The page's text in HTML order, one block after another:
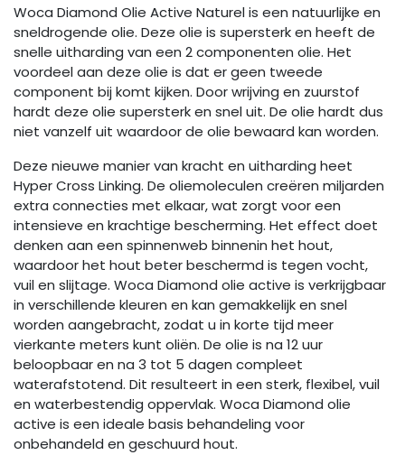
Woca Diamond Olie Active Naturel is een natuurlijke en
sneldrogende olie. Deze olie is supersterk en heeft de
snelle uitharding van een 2 componenten olie. Het
voordeel aan deze olie is dat er geen tweede
component bij komt kijken. Door wrijving en zuurstof
hardt deze olie supersterk en snel uit. De olie hardt dus
niet vanzelf uit waardoor de olie bewaard kan worden.
Deze nieuwe manier van kracht en uitharding heet
Hyper Cross Linking. De oliemoleculen creëren miljarden
extra connecties met elkaar, wat zorgt voor een
intensieve en krachtige bescherming. Het effect doet
denken aan een spinnenweb binnenin het hout,
waardoor het hout beter beschermd is tegen vocht,
vuil en slijtage. Woca Diamond olie active is verkrijgbaar
in verschillende kleuren en kan gemakkelijk en snel
worden aangebracht, zodat u in korte tijd meer
vierkante meters kunt oliën. De olie is na 12 uur
beloopbaar en na 3 tot 5 dagen compleet
waterafstotend. Dit resulteert in een sterk, flexibel, vuil
en waterbestendig oppervlak. Woca Diamond olie
active is een ideale basis behandeling voor
onbehandeld en geschuurd hout.